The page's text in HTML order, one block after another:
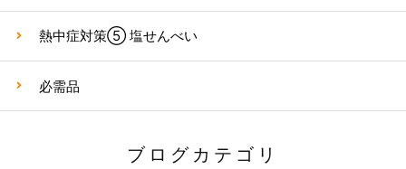
熱中症対策⑤ 塩せんべい
必需品
ブログカテゴリ